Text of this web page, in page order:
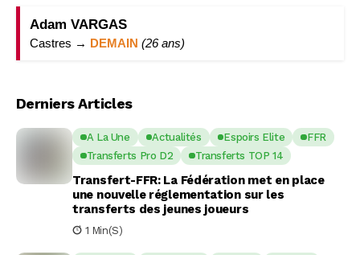
Adam VARGAS
Castres → DEMAIN (26 ans)
Derniers Articles
A La Une Actualités Espoirs Elite
FFR
Transferts Pro D2
Transferts TOP 14
Transfert-FFR: La Fédération met en place
une nouvelle réglementation sur les
transferts des jeunes joueurs
1 Min(s)